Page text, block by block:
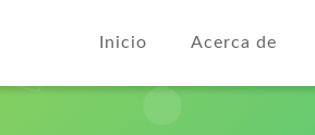
Inicio Acerca de